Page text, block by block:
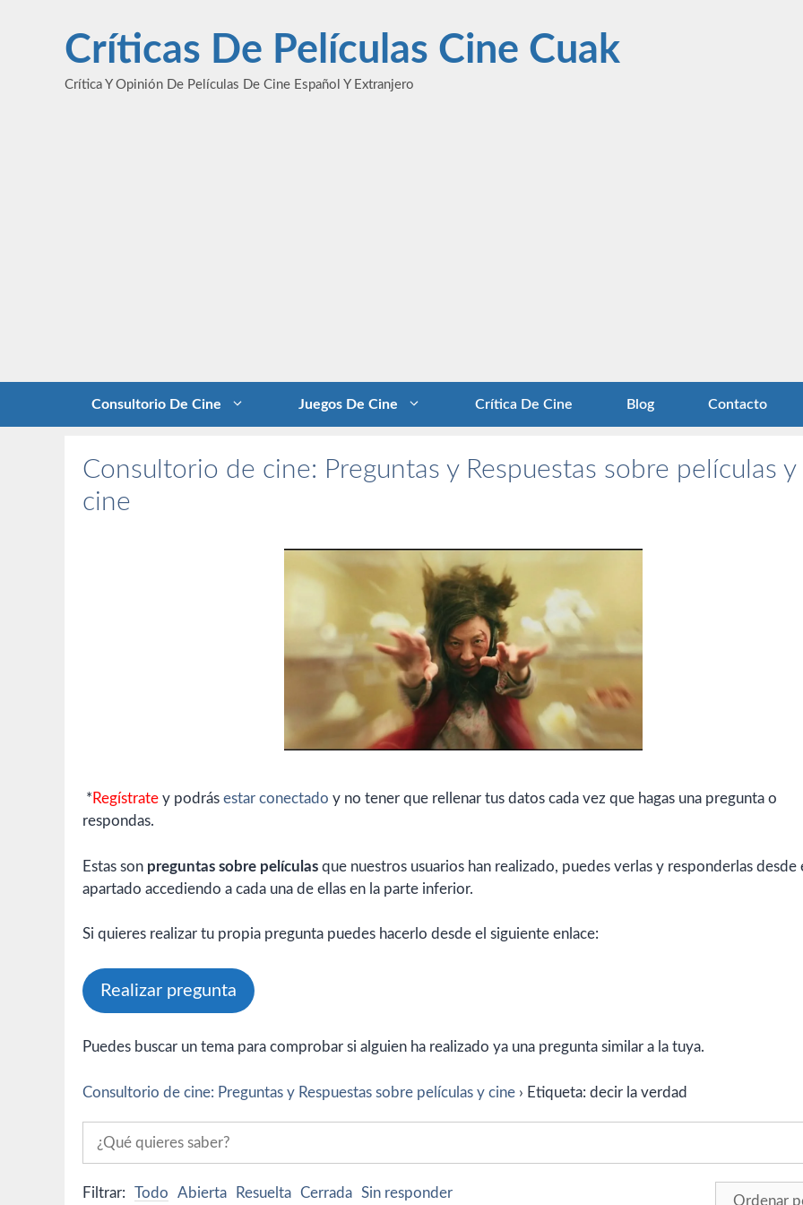
contenidoCríticas De Películas Cine Cuak
Crítica Y Opinión De Películas De Cine Español Y Extranjero
Consultorio De Cine Juegos De Cine Crítica De Cine Blog Contacto
Consultorio de cine: Preguntas y Respuestas sobre películas y
cine
* Regístrate y podrás estar conectado y no tener que rellenar tus datos cada vez que hagas una pregunta o
respondas.
Estas son preguntas sobre películas que nuestros usuarios han realizado, puedes verlas y responderlas desde
apartado accediendo a cada una de ellas en la parte inferior.
Si quieres realizar tu propia pregunta puedes hacerlo desde el siguiente enlace:
Realizar pregunta
Puedes buscar un tema para comprobar si alguien ha realizado ya una pregunta similar a la tuya.
Consultorio de cine: Preguntas y Respuestas sobre películas y cine › Etiqueta: decir la verdad
Filtrar: Todo Abierta Resuelta Cerrada Sin responder